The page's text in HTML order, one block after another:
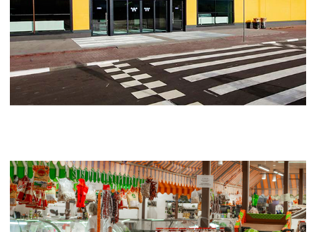
+7 (903) 847-48-25,
+7 (960) 179-20-92
Часы работы:
Соцсети: